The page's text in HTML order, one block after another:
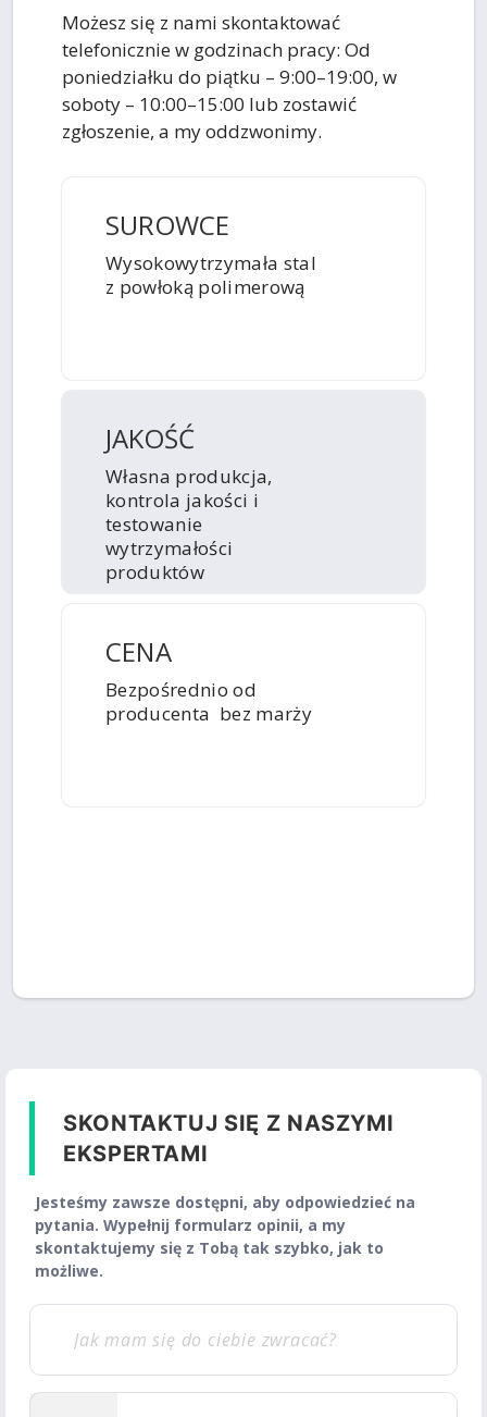
Możesz się z nami skontaktować
telefonicznie w godzinach pracy: Od
poniedziałku do piątku – 9:00–19:00, w
soboty – 10:00–15:00 lub zostawić
zgłoszenie, a my oddzwonimy.
SUROWCE
Wysokowytrzymała stal
z powłoką polimerową
JAKOŚĆ
Własna produkcja,
kontrola jakości i
testowanie
wytrzymałości
produktów
CENA
Bezpośrednio od
producenta bez marży
SKONTAKTUJ SIĘ Z NASZYMI
EKSPERTAMI
Jesteśmy zawsze dostępni, aby odpowiedzieć na
pytania. Wypełnij formularz opinii, a my
skontaktujemy się z Tobą tak szybko, jak to
możliwe.